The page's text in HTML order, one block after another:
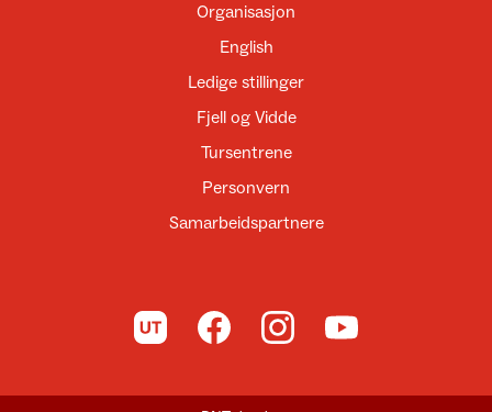
Organisasjon
English
Ledige stillinger
Fjell og Vidde
Tursentrene
Personvern
Samarbeidspartnere
Til UT.no Til DNT på Facebook
Til DNT på Instagram
Til DNT på YouTube